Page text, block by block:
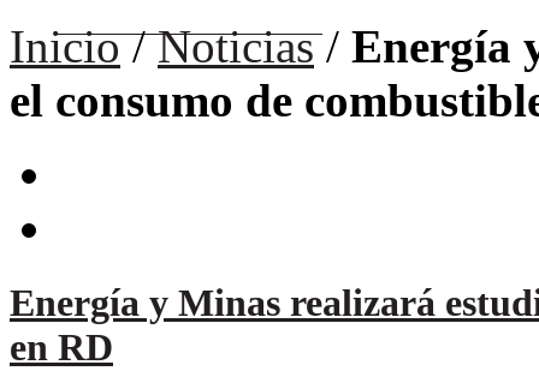
Inicio/Noticias/ Energía
el consumo de
Energía y Minas realizará
en RD